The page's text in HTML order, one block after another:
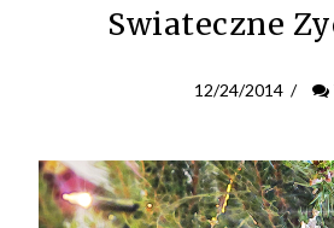
Swiateczne
12/24/2014 /